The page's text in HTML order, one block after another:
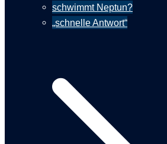
schwimmt Neptun?
„schnelle Antwort“